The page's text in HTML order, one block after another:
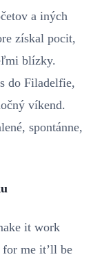
a iných
získal pocit,
blízky.
do Filadelfie,
víkend.
spontánne,
it work
for me it’ll be